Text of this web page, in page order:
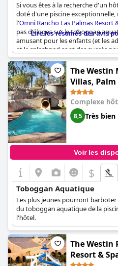
Si vous êtes à la recherche d'un
doté d'une piscine exceptionnelle,
l'Omni Rancho Las Palmas Resort
pas d'éloges sur le toboggan
amusant pour les enfants (et les
et le splashpad sont des succès
même rapporté que sa fille avait
amuser. Malgré un petit problème
toboggans, les clients apprécient
de la piscine, qui comprend des
beaucoup d'espace pour barboter.
est l'élément le plus remarquable
Resort & Spa, offrant de
en vacances.
Lire les résumés des avis
The Westin
Villas,
Complexe
8,5 Très bien
Voir les
$
Toboggan Aquatique
Les plus jeunes pourront
du toboggan aquatique de la
l'hôtel.
The Westin
Resort &